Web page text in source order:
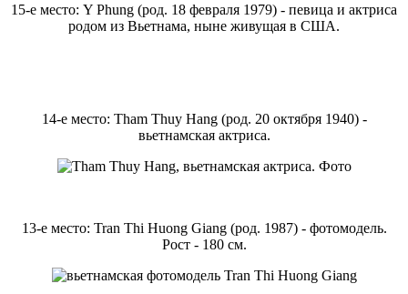
15-е место: Y Phung (род. 18 февраля 1979) - певица и актриса
родом из Вьетнама, ныне живущая в США.
14-е место: Tham Thuy Hang (род. 20 октября 1940) -
вьетнамская актриса.
13-е место: Tran Thi Huong Giang (род. 1987) - фотомодель.
Рост - 180 см.